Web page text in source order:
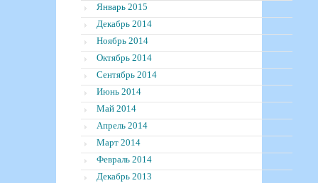
Январь 2015
Декабрь 2014
Ноябрь 2014
Октябрь 2014
Сентябрь 2014
Июнь 2014
Май 2014
Апрель 2014
Март 2014
Февраль 2014
Декабрь 2013